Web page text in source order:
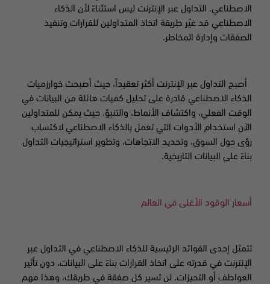
الاصطناعي. التداول عبر الإنترنت ليس استثناءً لأن الذكاء
الاصطناعي قد غيّر طريقة اتخاذ المتداولين للقرارات وتنفيذ
الصفقات وإدارة المخاطر.
أصبح التداول عبر الإنترنت أكثر تعقيداً، حيث أصبحت خوارزميات
الذكاء الاصطناعي قادرة على تحليل كميات هائلة من البيانات في
الوقت الفعلي، واكتشاف الأنماط، والتنبؤ. حيث يمكن للمتداولين
الآن استخدام الأدوات التي تعمل بالذكاء الاصطناعي لاكتساب
رؤى حول السوق، وتحديد الاتجاهات، وتطوير استراتيجيات التداول
بناءً على البيانات التاريخية.
أسعار الوقود الأغلى في العالم
تتمثل إحدى الفوائد الرئيسية للذكاء الاصطناعي في التداول عبر
الإنترنت في قدرته على اتخاذ القرارات بناءً على البيانات، دون تأثير
العواطف أو التحيزات. لن تسير كل صفقة في طريقك، وهذا مهم